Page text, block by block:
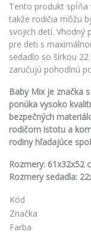
Tento produkt spĺňa
takže rodičia môžu
svojich detí. Vhodný
pre deti s
sedadlo so šírkou
zaručujú pohodlnú
Baby Mix je značka
ponúka vysoko
bezpečných
rodičom istotu a
rodiny hľadajúce
Rozmery: 61x32x52
Rozmery sedadla:
Kód
Značka
Farba